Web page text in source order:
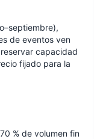
de eventos ven
capacidad
fijado para la
% de volumen fin